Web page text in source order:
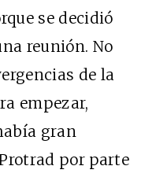
se decidió
reunión. No
de la
empezar,
gran
por parte